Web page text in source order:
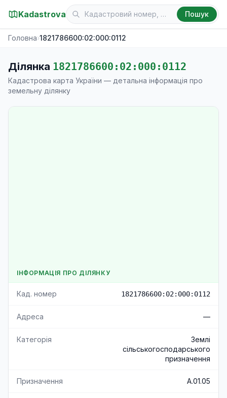
Kadastrova Пошук
Головна›1821786600:02:000:0112
Ділянка 1821786600:02:000:0112
Кадастрова карта України — детальна інформація про
земельну ділянку
ІНФОРМАЦІЯ ПРО ДІЛЯНКУ
Кад. номер 1821786600:02:000:0112
Адреса —
Категорія
Землі
сільськогосподарського
призначення
Призначення A.01.05